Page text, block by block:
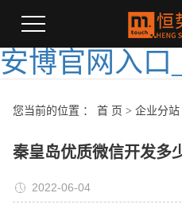
安博官网入口
您当前的位置 ： 首 页 > 企业分站
秦皇岛优质微信开发多
2022-06-04